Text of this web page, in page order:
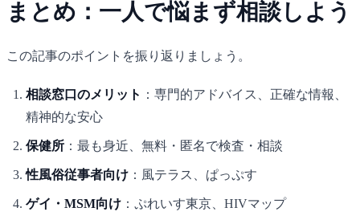
まとめ：一人で悩まず相談しよう
この記事のポイントを振り返りましょう。
相談窓口のメリット ：専門的アドバイス、正確な情報、
精神的な安心
保健所 ：最も身近、無料・匿名で検査・相談
性風俗従事者向け ：風テラス、ぱっぷす
ゲイ・MSM向け ：ぷれいす東京、HIVマップ